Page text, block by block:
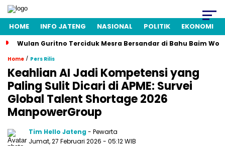
HOME INFO JATENG NASIONAL POLITIK EKONOMI
Wulan Guritno Terciduk Mesra Bersandar di Bahu Baim
Home / Pers Rilis
Keahlian AI Jadi Kompetensi yang
Paling Sulit Dicari di APME: Survei
Global Talent Shortage 2026
ManpowerGroup
Tim Hello Jateng- Pewarta
Jumat, 27 Februari 2026 - 05:12 WIB